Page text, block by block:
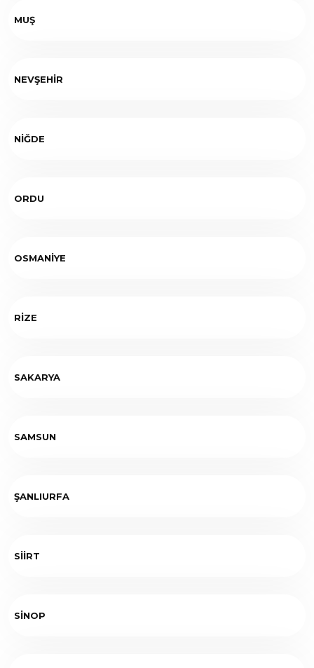
MUŞ
NEVŞEHİR
NİĞDE
ORDU
OSMANİYE
RİZE
SAKARYA
SAMSUN
ŞANLIURFA
SİİRT
SİNOP